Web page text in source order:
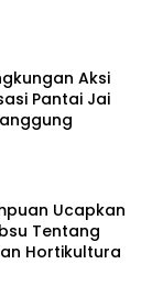
Aksi
Pantai Jai
Ucapkan
Tentang
Hortikultura